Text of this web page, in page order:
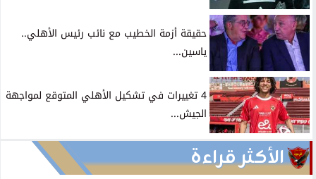
حقيقة أزمة الخطيب مع نائب رئيس الأهلي..
ياسين...
4 تغييرات في تشكيل الأهلي المتوقع لمواجهة
الجيش...
الأكثر قراءة